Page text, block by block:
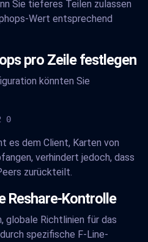
Sie tieferes Teilen zulassen
Wert entsprechend
pro Zeile festlegen
könnten Sie
0
es dem Client, Karten von
verhindert jedoch, dass
zurückteilt.
Reshare-Kontrolle
globale Richtlinien für das
spezifische F-Line-